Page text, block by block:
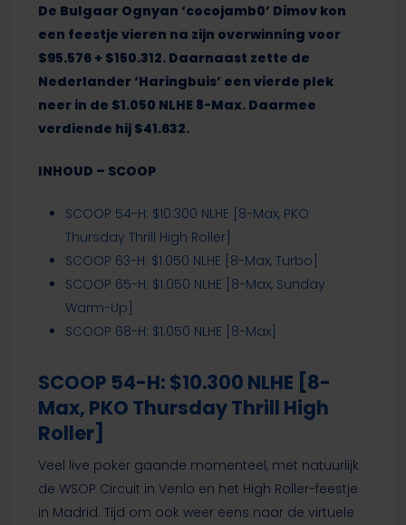
De Bulgaar Ognyan ‘cocojamb0’ Dimov kon
een feestje vieren na zijn overwinning voor
$95.576 + $150.312. Daarnaast zette de
Nederlander ‘Haringbuis’ een vierde plek
neer in de $1.050 NLHE 8-Max. Daarmee
verdiende hij $41.632.
INHOUD – SCOOP
SCOOP 54-H: $10.300 NLHE [8-Max, PKO
Thursday Thrill High Roller]
SCOOP 63-H: $1.050 NLHE [8-Max, Turbo]
SCOOP 65-H: $1.050 NLHE [8-Max, Sunday
Warm-Up]
SCOOP 68-H: $1.050 NLHE [8-Max]
SCOOP 54-H: $10.300 NLHE [8-
Max, PKO Thursday Thrill High
Roller]
Veel live poker gaande momenteel, met natuurlijk
de WSOP Circuit in Venlo en het High Roller-feestje
in Madrid. Tijd om ook weer eens naar de virtuele